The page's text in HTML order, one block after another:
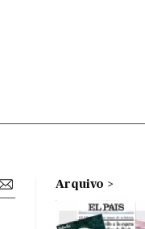
Arquivo